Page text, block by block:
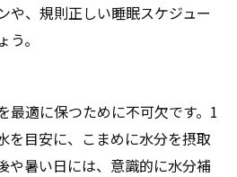
や、規則正しい睡眠スケジュー
。
最適に保つために不可欠です。1
を目安に、こまめに水分を摂取
や暑い日には、意識的に水分補